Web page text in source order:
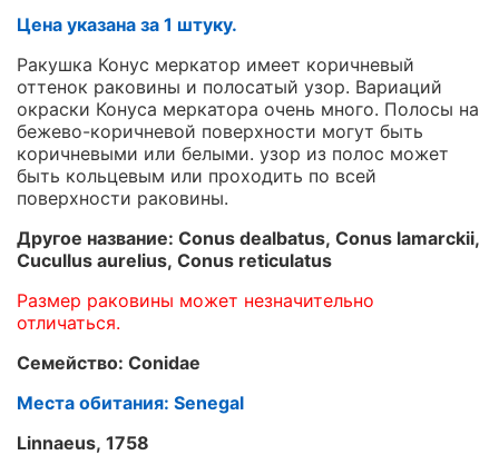
Цена указана за 1 штуку.
Ракушка Конус меркатор имеет коричневый
оттенок раковины и полосатый узор. Вариаций
окраски Конуса меркатора очень много. Полосы на
бежево-коричневой поверхности могут быть
коричневыми или белыми. узор из полос может
быть кольцевым или проходить по всей
поверхности раковины.
Другое название: Conus dealbatus, Conus lamarckii,
Cucullus aurelius, Conus reticulatus
Размер раковины может незначительно
отличаться.
Семейство: Conidae
Места обитания: Senegal
Linnaeus, 1758